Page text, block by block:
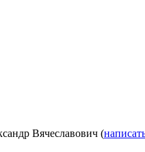
Вячеславович (